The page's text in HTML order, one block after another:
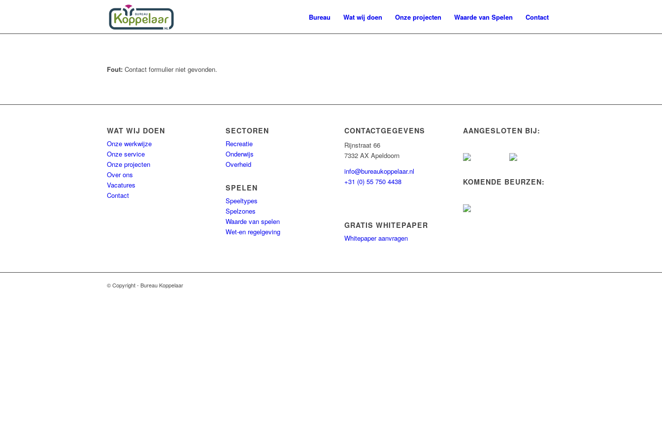
Bureau Wat wij doen Onze projecten Waarde van Spelen Contact
Fout: Contact formulier niet gevonden.
WAT WIJ DOEN
Onze werkwijze
Onze service
Onze projecten
Over ons
Vacatures
Contact
SECTOREN
Recreatie
Onderwijs
Overheid
SPELEN
Speeltypes
Spelzones
Waarde van spelen
Wet-en regelgeving
CONTACTGEGEVENS
Rijnstraat 66
7332 AX Apeldoorn
info@bureaukoppelaar.nl
+31 (0) 55 750 4438
GRATIS WHITEPAPER
Whitepaper aanvragen
AANGESLOTEN BIJ:
KOMENDE BEURZEN:
© Copyright - Bureau Koppelaar